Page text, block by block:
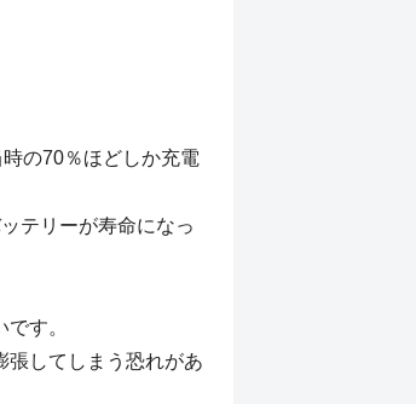
の70％ほどしか充電
テリーが寿命になっ
す。
張してしまう恐れがあ